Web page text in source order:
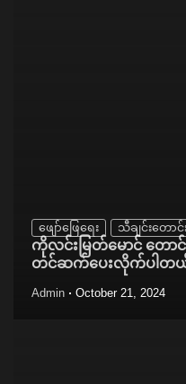
ဖျော်ဖြေရေး သီချင်းတောင်
ကိုလင်းမြတ်မောင် တော
တင်ဆက်ပေးလိုက်ပါတ
Admin October 21, 2024